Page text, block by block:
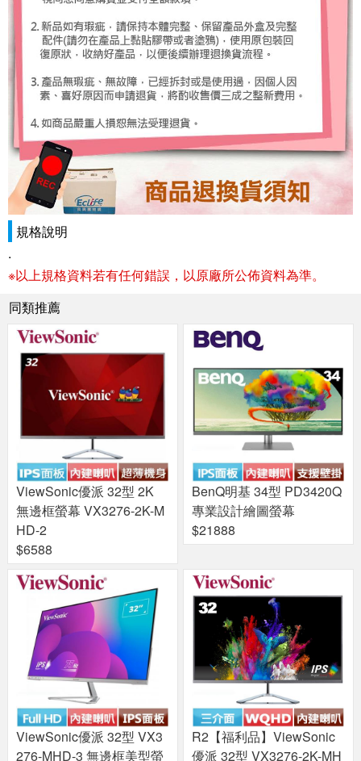
規格說明
.
※以上規格資料若有任何錯誤，以原廠所公佈資料為準。
同類推薦
ViewSonic優派 32型 2K
無邊框螢幕 VX3276-2K-M
HD-2
$6588
BenQ明基 34型 PD3420Q
專業設計繪圖螢幕
$21888
ViewSonic優派 32型 VX3
276-MHD-3 無邊框美型螢
R2【福利品】ViewSonic
優派 32型 VX3276-2K-MH